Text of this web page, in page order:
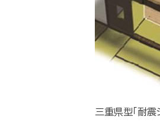
三重県型「耐震